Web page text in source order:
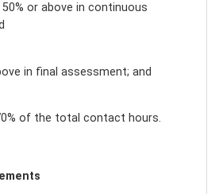
or above in continuous
in final assessment; and
of the total contact hours.